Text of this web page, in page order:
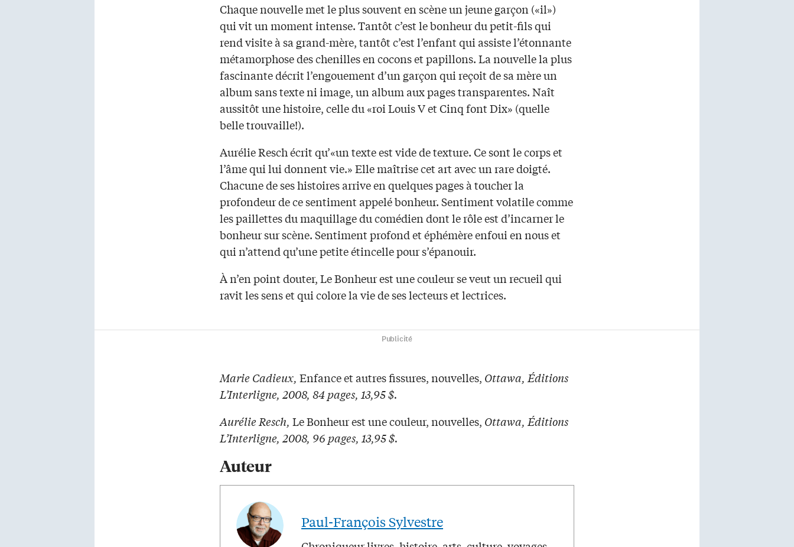
Chaque nouvelle met le plus souvent en scène un jeune garçon («il»)
qui vit un moment intense. Tantôt c’est le bonheur du petit-fils qui
rend visite à sa grand-mère, tantôt c’est l’enfant qui assiste l’étonnante
métamorphose des chenilles en cocons et papillons. La nouvelle la plus
fascinante décrit l’engouement d’un garçon qui reçoit de sa mère un
album sans texte ni image, un album aux pages transparentes. Naît
aussitôt une histoire, celle du «roi Louis V et Cinq font Dix» (quelle
belle trouvaille!).
Aurélie Resch écrit qu’«un texte est vide de texture. Ce sont le corps et
l’âme qui lui donnent vie.» Elle maîtrise cet art avec un rare doigté.
Chacune de ses histoires arrive en quelques pages à toucher la
profondeur de ce sentiment appelé bonheur. Sentiment volatile comme
les paillettes du maquillage du comédien dont le rôle est d’incarner le
bonheur sur scène. Sentiment profond et éphémère enfoui en nous et
qui n’attend qu’une petite étincelle pour s’épanouir.
À n’en point douter, Le Bonheur est une couleur se veut un recueil qui
ravit les sens et qui colore la vie de ses lecteurs et lectrices.
Publicité
Marie Cadieux, Enfance et autres fissures, nouvelles, Ottawa, Éditions
L’Interligne, 2008, 84 pages, 13,95 $.
Aurélie Resch, Le Bonheur est une couleur, nouvelles, Ottawa, Éditions
L’Interligne, 2008, 96 pages, 13,95 $.
Auteur
Paul-François Sylvestre